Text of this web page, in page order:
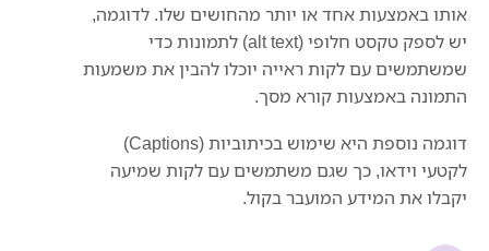
אותו באמצעות אחד או יותר מהחושים שלו. לדוגמה,
יש לספק טקסט חלופי (alt text) לתמונות כדי
שמשתמשים עם לקות ראייה יוכלו להבין את משמעות
התמונה באמצעות קורא מסך.
דוגמה נוספת היא שימוש בכיתוביות (Captions)
לקטעי וידאו, כך שגם משתמשים עם לקות שמיעה
יקבלו את המידע המועבר בקול.